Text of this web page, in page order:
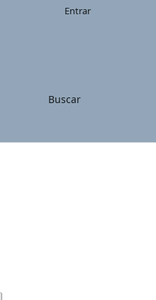
Buscar
Entrar